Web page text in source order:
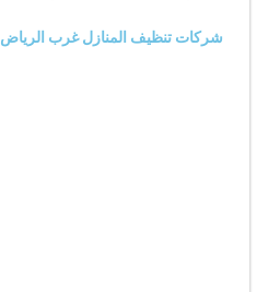
شركات تنظيف المنازل غرب الرياض